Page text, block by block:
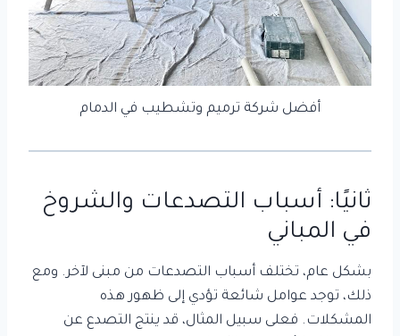
أفضل شركة ترميم وتشطيب في الدمام
ثانيًا: أسباب التصدعات والشروخ
في المباني
بشكل عام، تختلف أسباب التصدعات من مبنى لآخر. ومع
ذلك، توجد عوامل شائعة تؤدي إلى ظهور هذه
المشكلات. فعلى سبيل المثال، قد ينتج التصدع عن